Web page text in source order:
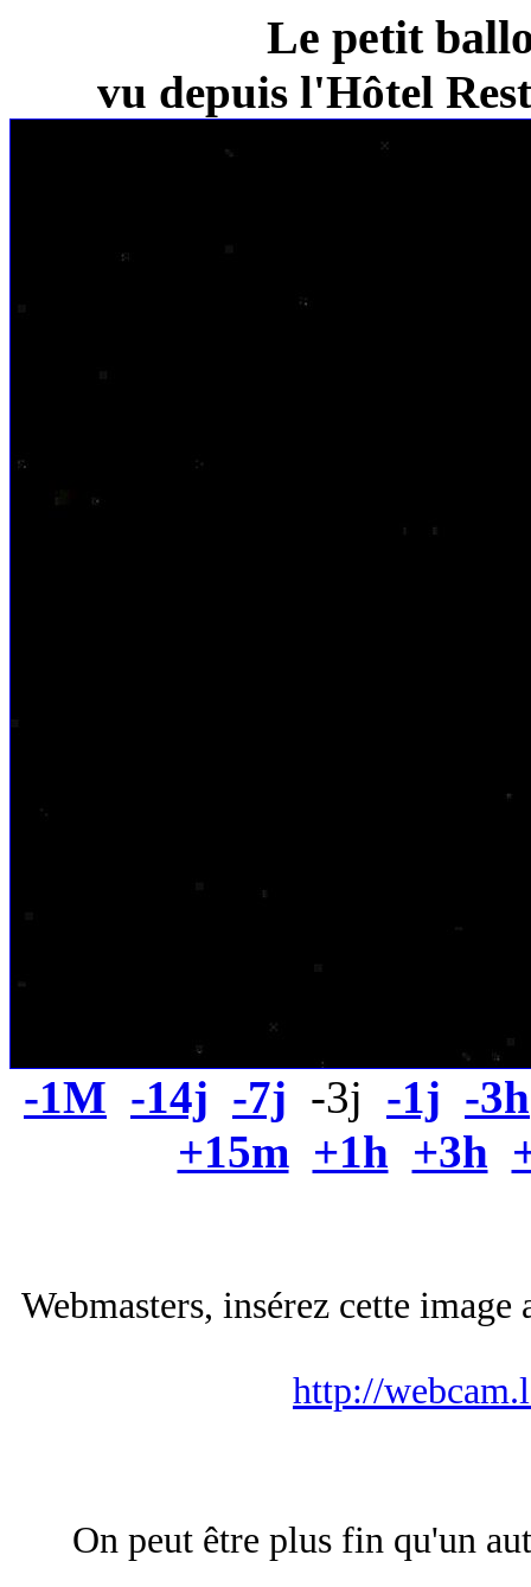
Le petit
vu depuis l'Hôtel
-1M -14j -7j -3j -1j -3h
+15m +1h +3h
Webmasters, insérez cette
http://
On peut être plus fin qu'un